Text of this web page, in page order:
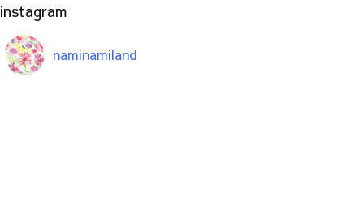
instagram
naminamiland